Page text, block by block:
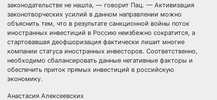
законодательстве не нашла, — говорит Пац. — Активизация
законотворческих усилий в данном направлении можно
объяснить тем, что в результате санкционной войны поток
иностранных инвестиций в Россию неизбежно сократится, а
стартовавшая деофшоризация фактически лишит многие
компании статуса иностранных инвесторов. Соответственно,
необходимо сбалансировать данные негативные факторы и
обеспечить приток прямых инвестиций в российскую
экономику.
Анастасия Алексеевских